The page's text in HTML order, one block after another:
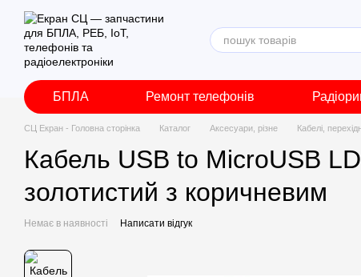
Перейти до основного контенту
БПЛА Ремонт телефонів
СЦ Екран - Головна сторінка Каталог Аксесуари, різне Кабелі,
Кабель USB to MicroUSB
золотистий з коричневим
Немає в наявності Написати відгук